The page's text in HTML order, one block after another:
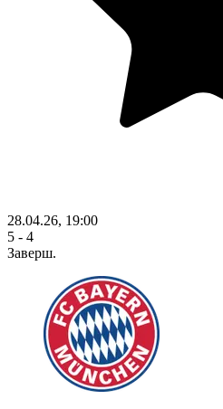
28.04.26, 19:00
5 - 4
Заверш.